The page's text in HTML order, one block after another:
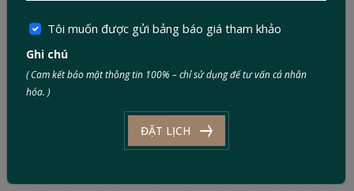
Tôi muốn được gửi bảng báo giá tham khảo
Ghi chú
( Cam kết bảo mật thông tin 100% – chỉ sử dụng để tư vấn cá nhân
hóa. )
ĐẶT LỊCH